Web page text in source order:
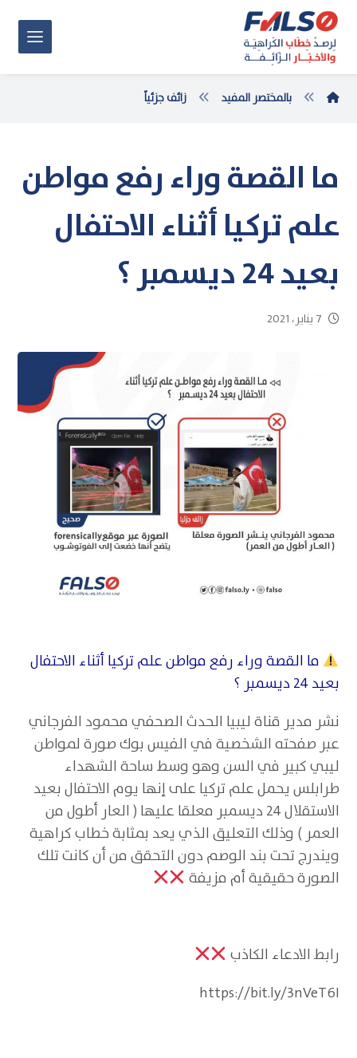
بالمختصر المفيد زائف جزئياً
ما القصة وراء رفع مواطن
علم تركيا أثناء الاحتفال
بعيد 24 ديسمبر ؟
7 يناير، 2021
ما القصة وراء رفع مواطن علم تركيا أثناء الاحتفال
بعيد 24 ديسمبر ؟
نشر مدير قناة ليبيا الحدث الصحفي محمود الفرجاني
عبر صفحته الشخصية في الفيس بوك صورة لمواطن
ليبي كبير في السن وهو وسط ساحة الشهداء
طرابلس يحمل علم تركيا على إنها يوم الاحتفال بعيد
الاستقلال 24 ديسمبر معلقا عليها ( العار أطول من
العمر ) وذلك التعليق الذي يعد بمثابة خطاب كراهية
ويندرج تحت بند الوصم دون التحقق من أن كانت تلك
الصورة حقيقية أم مزيفة
رابط الادعاء الكاذب
https://bit.ly/3nVeT6I